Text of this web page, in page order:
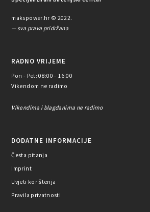
makspower.hr © 2022.
— sva prava pridržana
RADNO VRIJEME
Pon - Pet: 08:00 - 16:00
Vikendom ne radimo
Vikendima i blagdanima ne radimo
DODATNE INFORMACIJE
Česta pitanja
Imprint
Uvjeti korištenja
Pravila privatnosti